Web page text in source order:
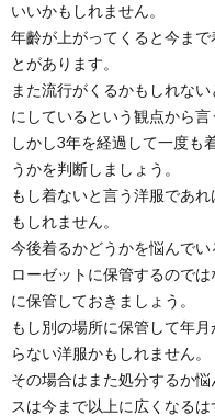
【お
一人暮
持って
が一...
クロ
つい
クロー
ずは、
いいかもしれません。
年齡が上がってくると今ま
とがあります。
また流行がくるかもしれな
にしているという観点から言
しかし3年を経過して一度も
うかを判断しましょう。
もし着ないと言う洋服であ
もしれません。
今後着るかどうかを悩んで
ローゼットに保管するので
に保管しておきましょう。
もし別の場所に保管して年
らない洋服かもしれません。
その場合はまた処分するか
スは今まで以上に広くなるは